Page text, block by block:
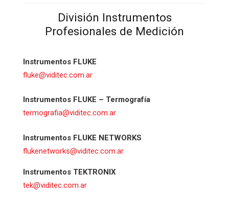
División Instrumentos
Profesionales de Medición
Instrumentos FLUKE
fluke@viditec.com.ar
Instrumentos FLUKE – Termografía
termografia@viditec.com.ar
Instrumentos FLUKE NETWORKS
flukenetworks@viditec.com.ar
Instrumentos TEKTRONIX
tek@viditec.com.ar